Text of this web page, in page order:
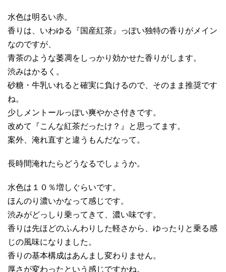
水色は明るい赤。
香りは、いわゆる『国産紅茶』っぽい独特の香りがメイン
なのですが、
青茶のような萎凋をしっかり効かせた香りがします。
渋みはかるく。
砂糖・牛乳いれると確実に負けるので、そのまま推奨です
ね。
少しメントールっぽい爽やかさ付きです。
改めて『こんな紅茶だったけ？』と思ってます。
案外、淹れ直すと違うもんだなって。
長時間淹れたらどうなるでしょうか。
水色は１０％増しぐらいです。
ほんのり濃いかなって感じです。
渋みがどっしり乗ってきて、濃い味です。
香りは先ほどのふんわりした軽さから、ゆったりと乗る感
じの風味になりました。
香りの基本構成はあんまし変わりません。
厚さが変わったという感じですかね。